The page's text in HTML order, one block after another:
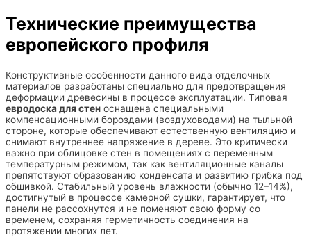
Технические преимущества
европейского профиля
Конструктивные особенности данного вида отделочных
материалов разработаны специально для предотвращения
деформации древесины в процессе эксплуатации. Типовая
евродоска для стен оснащена специальными
компенсационными бороздами (воздуховодами) на тыльной
стороне, которые обеспечивают естественную вентиляцию и
снимают внутреннее напряжение в дереве. Это критически
важно при облицовке стен в помещениях с переменным
температурным режимом, так как вентиляционные каналы
препятствуют образованию конденсата и развитию грибка под
обшивкой. Стабильный уровень влажности (обычно 12–14%),
достигнутый в процессе камерной сушки, гарантирует, что
панели не рассохнутся и не поменяют свою форму со
временем, сохраняя герметичность соединения на
протяжении многих лет.